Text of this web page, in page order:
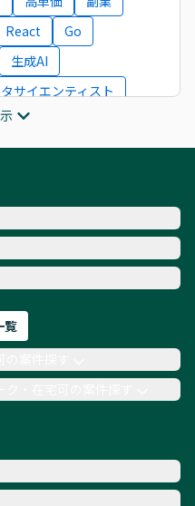
React
Go
生成AI
サイエンティスト
サルタント
ー
Ruby
覧
・在宅可の案件探す